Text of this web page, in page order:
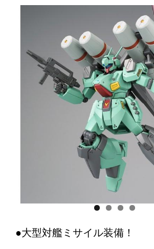
●大型対艦ミサイル装備！